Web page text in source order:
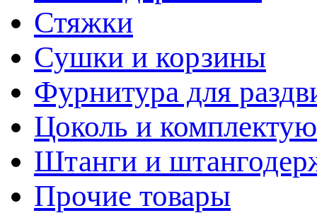
Стяжки
Сушки и корзины
Фурнитура для
Цоколь и
Штанги и
Прочие товары